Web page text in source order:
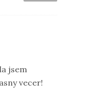
jsem
vecer!